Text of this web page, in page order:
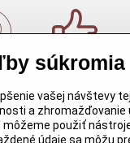
je
Kvalitné
náradie
Kvalitné
rezbárske
súkromia
vašej návštevy
a zhromažďovanie
môžeme použiť
údaje sa môžu